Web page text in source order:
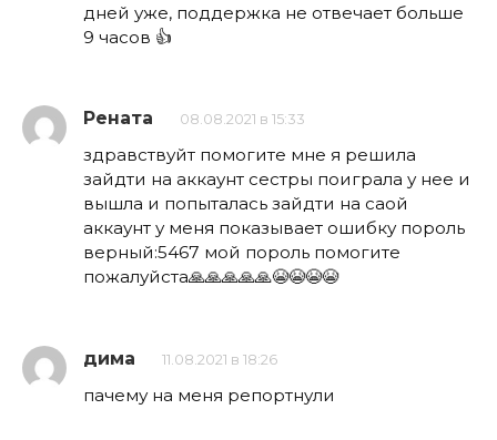
дней уже, поддержка не отвечает больше
9 часов 👍
Рената 08.08.2021 в 15:33
здравствуйт помогите мне я решила
зайдти на аккаунт сестры поиграла у нее и
вышла и попыталась зайдти на саой
аккаунт у меня показывает ошибку пороль
верный:5467 мой пороль помогите
пожалуйста🙏🙏🙏🙏🙏😭😭😭😭
дима 11.08.2021 в 18:26
пачему на меня репортнули